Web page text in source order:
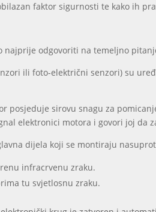
faktor sigurnosti te kako ih
najprije odgovoriti na temeljno
ili foto-električni senzori) su
posjeduje sirovu snagu za
elektronici motora i govori joj da
dijela koji se montiraju
infracrvenu zraku.
tu svjetlosnu zraku.